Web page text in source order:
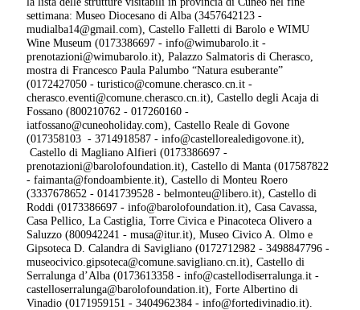
settimana: Museo Diocesano di Alba (3457642123 -
mudialba14@gmail.com), Castello Falletti di Barolo e WIMU
Wine Museum (0173386697 - info@wimubarolo.it -
prenotazioni@wimubarolo.it), Palazzo Salmatoris di Cherasco,
mostra di Francesco Paula Palumbo “Natura esuberante”
(0172427050 - turistico@comune.cherasco.cn.it -
cherasco.eventi@comune.cherasco.cn.it), Castello degli Acaja di
Fossano (800210762 - 017260160 -
iatfossano@cuneoholiday.com), Castello Reale di Govone
(017358103 - 3714918587 - info@castellorealedigovone.it),
Castello di Magliano Alfieri (0173386697 -
prenotazioni@barolofoundation.it), Castello di Manta (017587822
- faimanta@fondoambiente.it), Castello di Monteu Roero
(3337678652 - 0141739528 - belmonteu@libero.it), Castello di
Roddi (0173386697 - info@barolofoundation.it), Casa Cavassa,
Casa Pellico, La Castiglia, Torre Civica e Pinacoteca Olivero a
Saluzzo (800942241 - musa@itur.it), Museo Civico A. Olmo e
Gipsoteca D. Calandra di Savigliano (0172712982 - 3498847796 -
museocivico.gipsoteca@comune.savigliano.cn.it), Castello di
Serralunga d’Alba (0173613358 - info@castellodiserralunga.it -
castelloserralunga@barolofoundation.it), Forte Albertino di
Vinadio (0171959151 - 3404962384 - info@fortedivinadio.it).